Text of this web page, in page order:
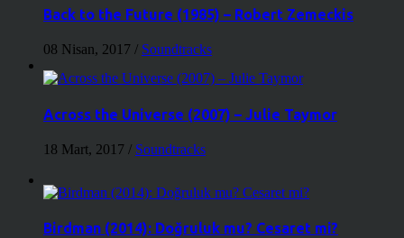
Back to the Future (1985) – Robert Zemeckis
08 Nisan, 2017 / Soundtracks
Across the Universe (2007) – Julie Taymor
18 Mart, 2017 / Soundtracks
Birdman (2014): Doğruluk mu? Cesaret mi?